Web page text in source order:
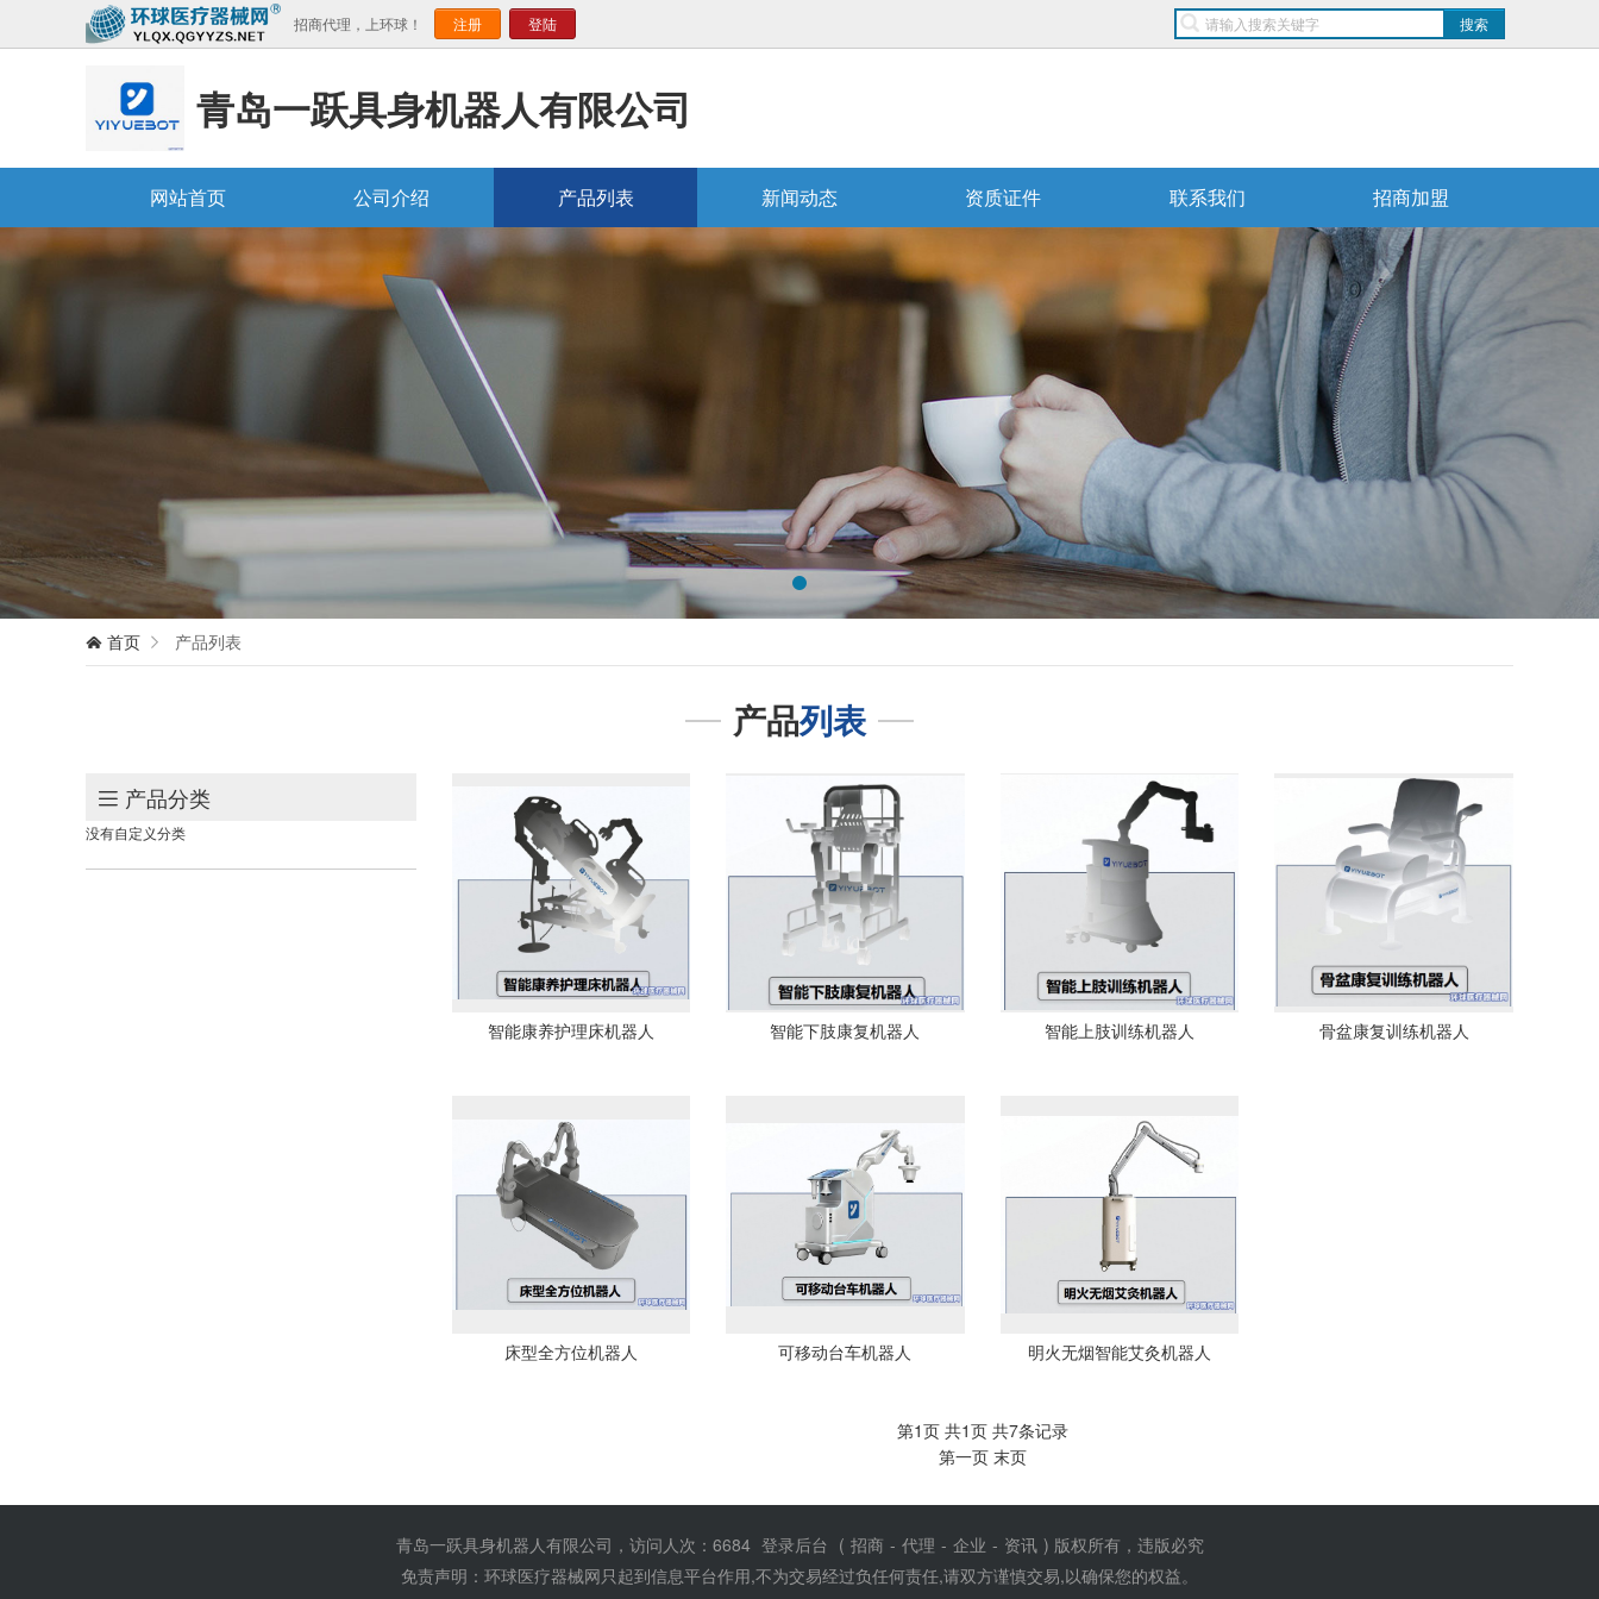
招商代理，上环球！ 注册 登陆
青岛一跃具身机器人有限公司
网站首页 公司介绍 产品列表 新闻动态 资质证件 联系我们 招商加盟
 首页  产品列表
产品列表
 产品分类
没有自定义分类
智能康养护理床机器人 智能下肢康复机器人 智能上肢训练机器人 骨盆康复训练机器人
床型全方位机器人 可移动台车机器人 明火无烟智能艾灸机器人
第1页 共1页 共7条记录
第一页 末页
青岛一跃具身机器人有限公司，访问人次：6684 登录后台 ( 招商 - 代理 - 企业 - 资讯 ) 版权所有，违版必究
免责声明：环球医疗器械网只起到信息平台作用,不为交易经过负任何责任,请双方谨慎交易,以确保您的权益。